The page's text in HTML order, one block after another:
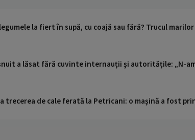
la fiert în supă, cu coajă sau fără? Trucul
a lăsat fără cuvinte internauții și autoritățile: „N-
trecerea de cale ferată la Petricani: o mașină a fost